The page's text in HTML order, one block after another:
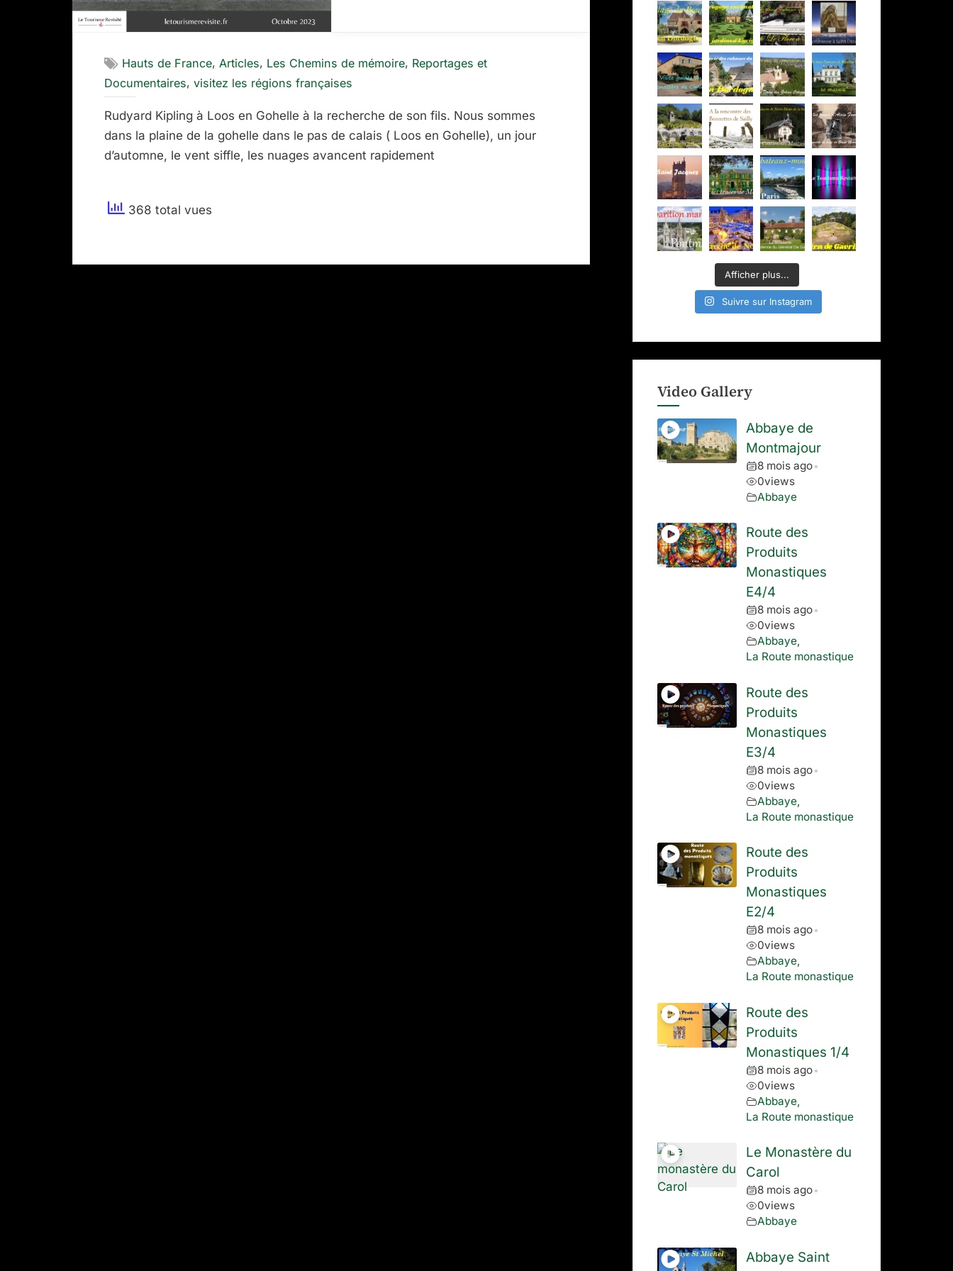
Hauts de France, Articles, Les Chemins de mémoire, Reportages et
Documentaires, visitez les régions françaises
Rudyard Kipling à Loos en Gohelle à la recherche de son fils. Nous sommes
dans la plaine de la gohelle dans le pas de calais ( Loos en Gohelle), un jour
d’automne, le vent siffle, les nuages avancent rapidement
368 total vues
Afficher plus...
Suivre sur Instagram
Video Gallery
Abbaye de
Montmajour
8 mois ago •
0views
Abbaye
Route des
Produits
Monastiques
E4/4
8 mois ago •
0views
Abbaye,
La Route monastique
Route des
Produits
Monastiques
E3/4
8 mois ago •
0views
Abbaye,
La Route monastique
Route des
Produits
Monastiques
E2/4
8 mois ago •
0views
Abbaye,
La Route monastique
Route des
Produits
Monastiques 1/4
8 mois ago •
0views
Abbaye,
La Route monastique
Le Monastère du
Carol
8 mois ago •
0views
Abbaye
Abbaye Saint